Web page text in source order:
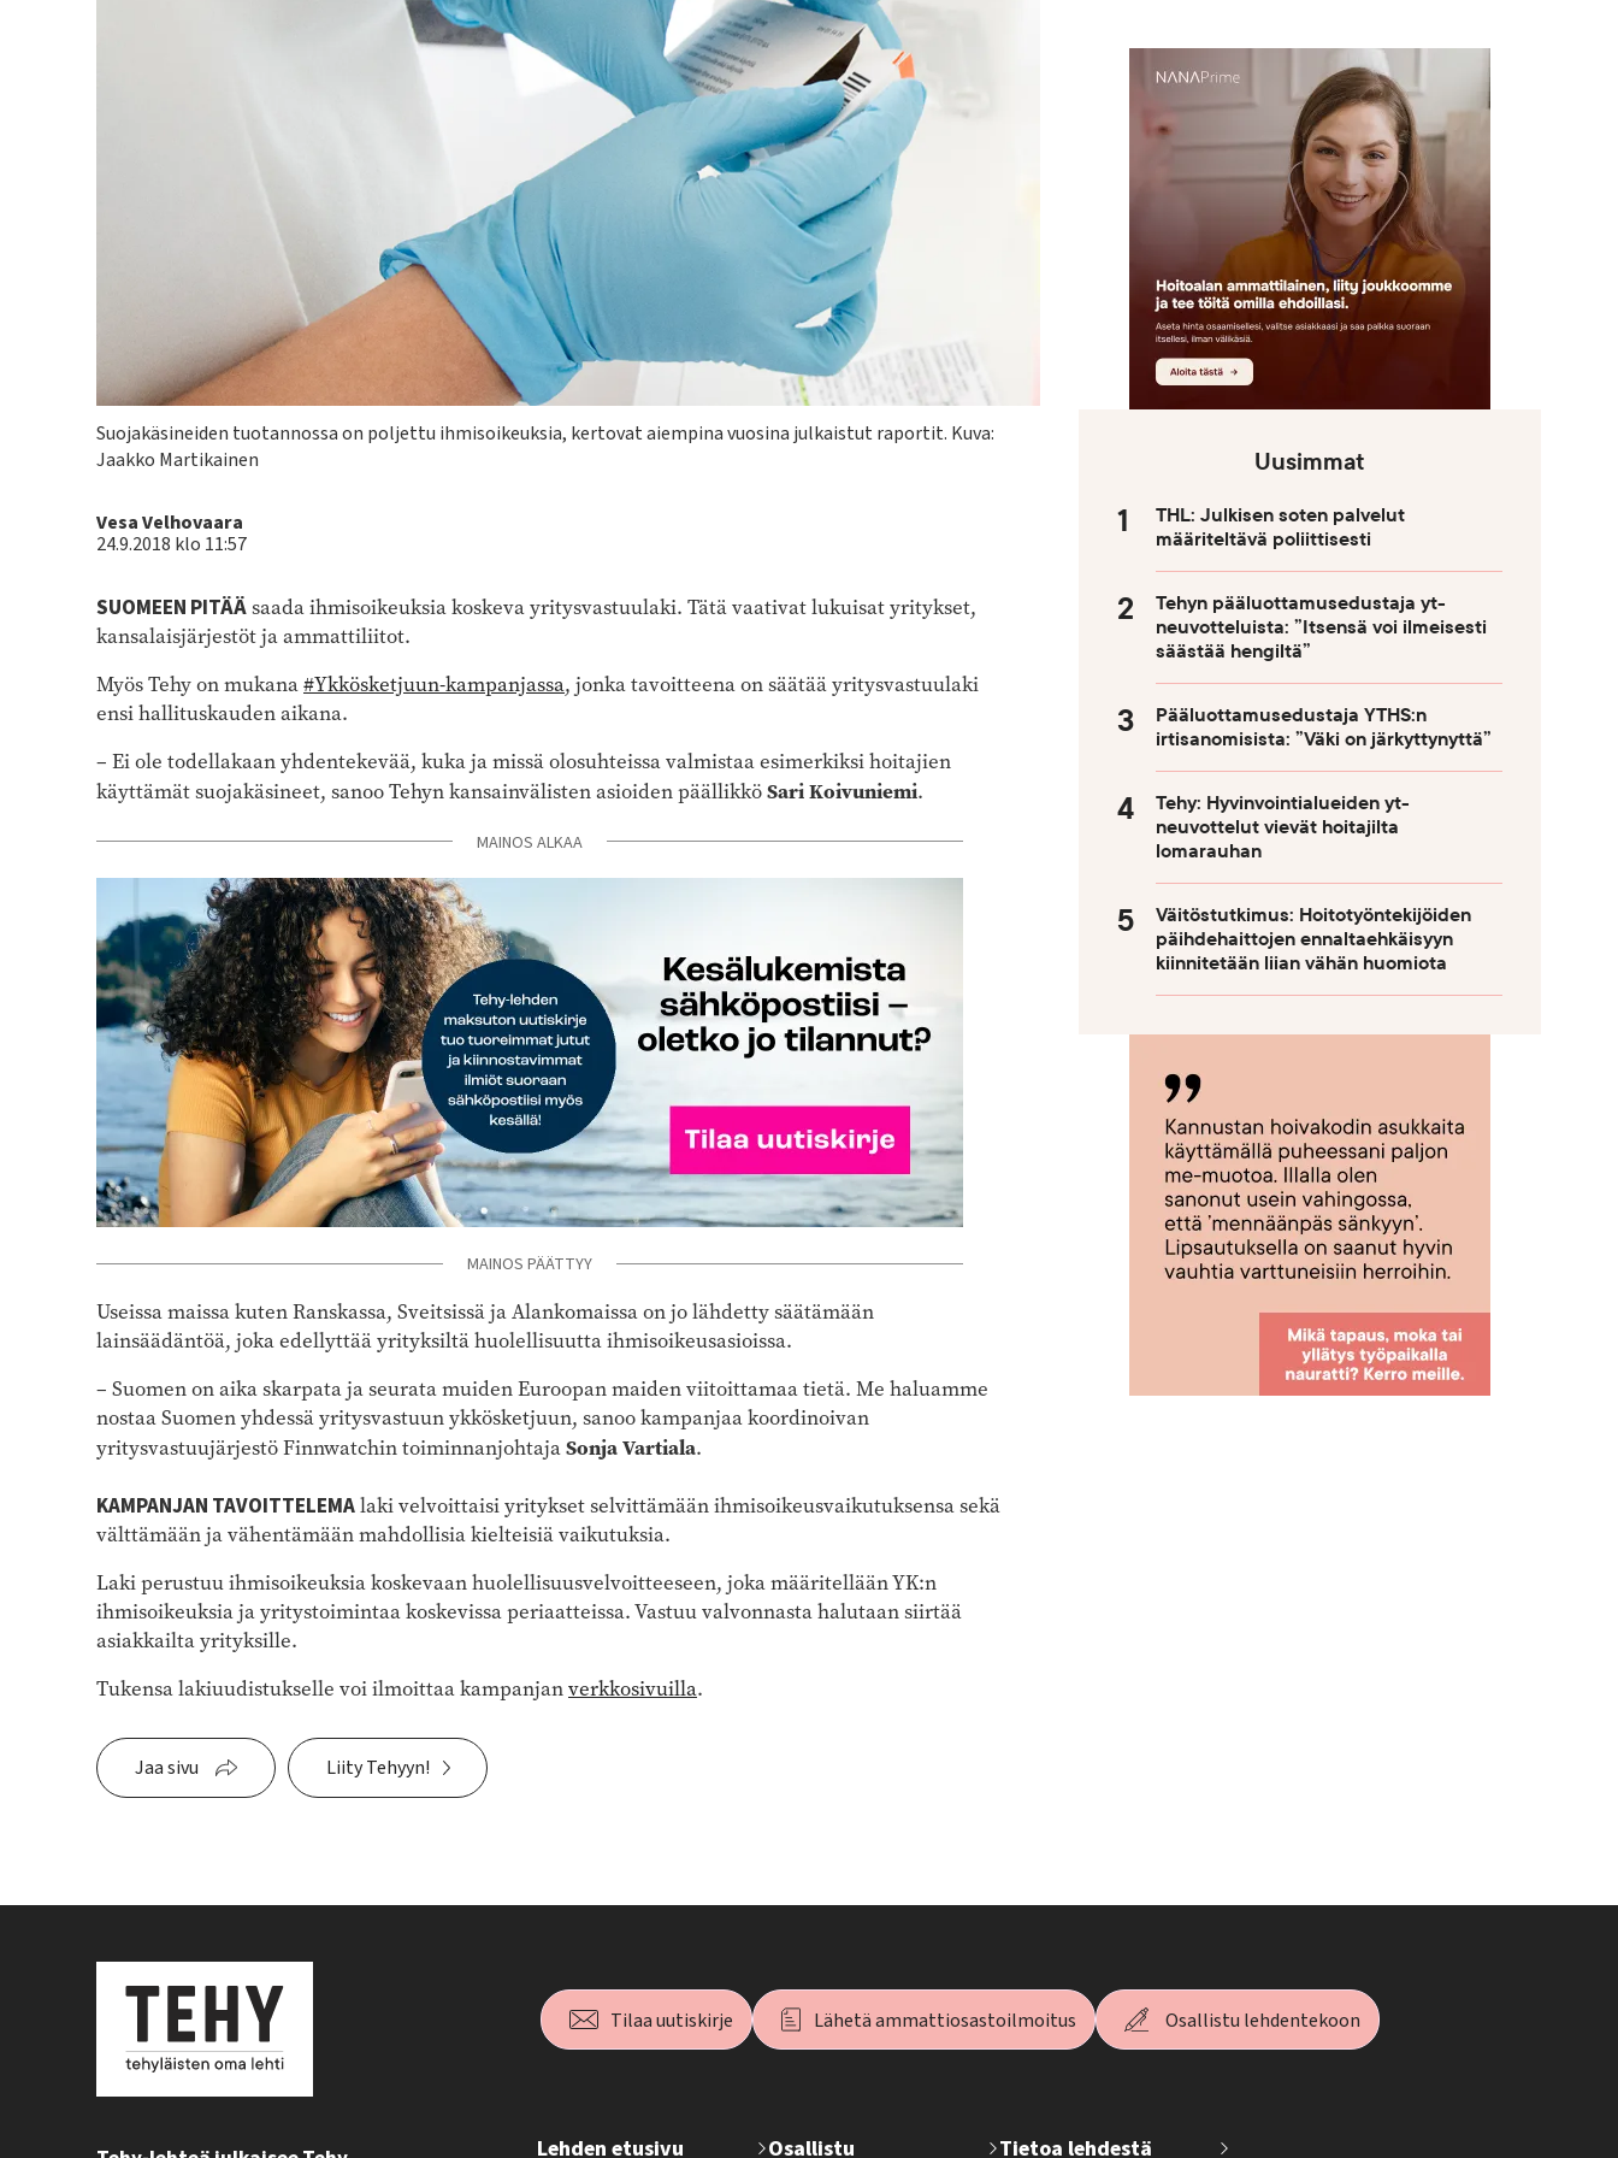
Kuvateksti
Suojakäsineiden tuotannossa on poljettu ihmisoikeuksia, kertovat aiempina vuosina julkaistut raportit. Kuva:
Jaakko Martikainen
Kirjoittaja
Vesa Velhovaara
24.9.2018 klo 11:57
SUOMEEN PITÄÄsaada ihmisoikeuksia koskeva yritysvastuulaki. Tätä vaativat lukuisat yritykset,
kansalaisjärjestöt ja ammattiliitot.
Myös Tehy on mukana#Ykkösketjuun-kampanjassa, jonka tavoitteena on säätää yritysvastuulaki
ensi hallituskauden aikana.
­– Ei ole todellakaan yhdentekevää, kuka ja missä olosuhteissa valmistaa esimerkiksi hoitajien
käyttämät suojakäsineet, sanoo Tehyn kansainvälisten asioiden päällikköSari Koivuniemi.
MAINOS ALKAA
MAINOS PÄÄTTYY
Useissa maissa kuten Ranskassa, Sveitsissä ja Alankomaissa on jo lähdetty säätämään
lainsäädäntöä, joka edellyttää yrityksiltä huolellisuutta ihmisoikeusasioissa.
­– Suomen on aika skarpata ja seurata muiden Euroopan maiden viitoittamaa tietä. Me haluamme
nostaa Suomen yhdessä yritysvastuun ykkösketjuun, sanoo kampanjaa koordinoivan
yritysvastuujärjestö Finnwatchin toiminnanjohtajaSonja Vartiala.
KAMPANJAN TAVOITTELEMAlaki velvoittaisi yritykset selvittämään ihmisoikeusvaikutuksensa sekä
välttämään ja vähentämään mahdollisia kielteisiä vaikutuksia.
Laki perustuu ihmisoikeuksia koskevaan huolellisuusvelvoitteeseen, joka määritellään YK:n
ihmisoikeuksia ja yritystoimintaa koskevissa periaatteissa. Vastuu valvonnasta halutaan siirtää
asiakkailta yrityksille.
Tukensa lakiuudistukselle voi ilmoittaa kampanjanverkkosivuilla.
Jaa sivu Liity Tehyyn!
Uusimmat
THL: Julkisen soten palvelut
määriteltävä poliittisesti
Tehyn pääluottamusedustaja yt-
neuvotteluista: ”Itsensä voi ilmeisesti
säästää hengiltä”
Pääluottamusedustaja YTHS:n
irtisanomisista: ”Väki on järkyttynyttä”
Tehy: Hyvinvointialueiden yt-
neuvottelut vievät hoitajilta
lomarauhan
Väitöstutkimus: Hoitotyöntekijöiden
päihdehaittojen ennaltaehkäisyyn
kiinnitetään liian vähän huomiota
Tilaa uutiskirje Lähetä ammattiosastoilmoitus Osallistu lehdentekoon
Lehden etusivu Osallistu Tietoa lehdestä